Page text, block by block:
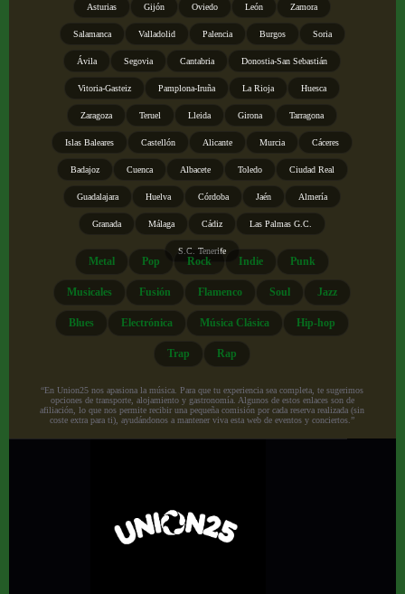
Asturias Gijón Oviedo León Zamora
Salamanca Valladolid Palencia Burgos Soria
Ávila Segovia Cantabria Donostia-San Sebastián
Vitoria-Gasteiz Pamplona-Iruña La Rioja Huesca
Zaragoza Teruel Lleida Girona Tarragona
Islas Baleares Castellón Alicante Murcia Cáceres
Badajoz Cuenca Albacete Toledo Ciudad Real
Guadalajara Huelva Córdoba Jaén Almería
Granada Málaga Cádiz Las Palmas G.C.
S.C. Tenerife
Metal Pop Rock Indie Punk
Musicales Fusión Flamenco Soul Jazz
Blues Electrónica Música Clásica Hip-hop
Trap Rap
“En Union25 nos apasiona la música. Para que tu experiencia sea completa, te sugerimos
opciones de transporte, alojamiento y gastronomía. Algunos de estos enlaces son de
afiliación, lo que nos permite recibir una pequeña comisión por cada reserva realizada (sin
coste extra para ti), ayudándonos a mantener viva esta web de eventos y conciertos.”